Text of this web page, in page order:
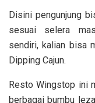
Disini pengunjung
sesuai selera
sendiri, kalian bisa
Dipping Cajun.
Resto Wingstop ini
berbagai bumbu